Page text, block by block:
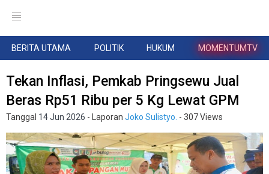
BERITA UTAMA POLITIK HUKUM MOMENTUMTV
Tekan Inflasi, Pemkab Pringsewu Jual
Beras Rp51 Ribu per 5 Kg Lewat GPM
Tanggal 14 Jun 2026 - Laporan Joko Sulistyo. - 307 Views